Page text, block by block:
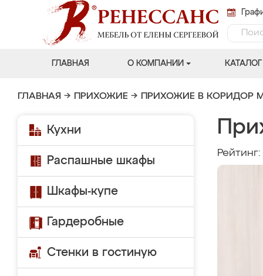
ГЛАВНАЯ О КОМПАНИИ КАТАЛОГ
ГЛАВНАЯ → ПРИХОЖИЕ → ПРИХОЖИЕ В КОРИДОР
Кухни
Распашные шкафы
Шкафы-купе
Гардеробные
Стенки в гостиную
Рейтинг: